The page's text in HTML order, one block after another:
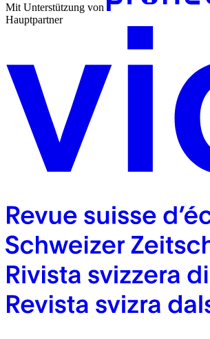
Mit Unterstützung von
Hauptpartner